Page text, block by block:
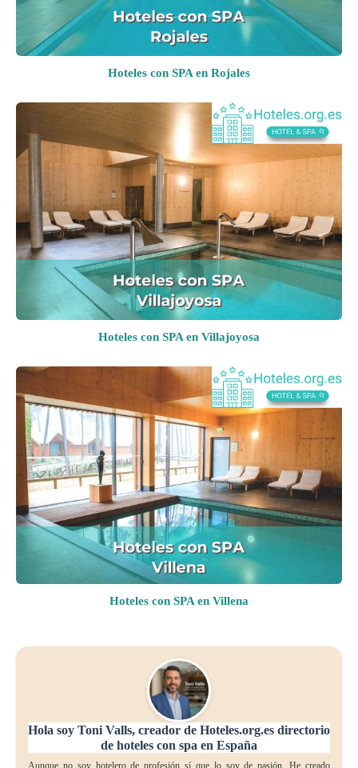
Hoteles con SPA en Rojales
Hoteles con SPA en Villajoyosa
Hoteles con SPA en Villena
Hola soy Toni Valls, creador de Hoteles.org.es directorio
de hoteles con spa en España